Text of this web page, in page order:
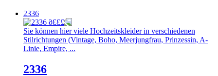
2336
Sie können hier viele Hochzeitskleider in verschiedenen
Stilrichtungen (Vintage, Boho, Meerjungfrau, Prinzessin, A-
Linie, Empire, ...
2336